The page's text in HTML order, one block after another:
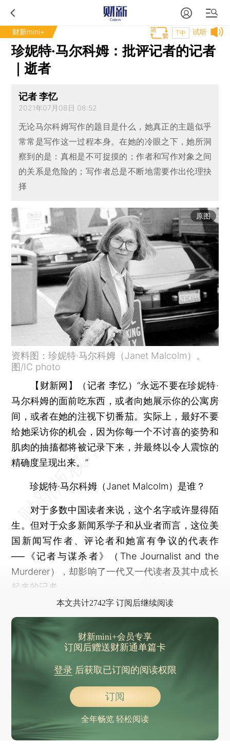
财新mini+ 试听
T中
珍妮特·马尔科姆：批评记者的记者
｜逝者
记者 李忆
2021年07月08日 08:52
无论马尔科姆写作的题目是什么，她真正的主题似乎
常常是写作这一过程本身。在她的冷眼之下，她所洞
察到的是：真相是不可捉摸的；作者和写作对象之间
的关系是危险的；写作者总是不断地需要作出伦理抉
择
原图
资料图：珍妮特·马尔科姆（Janet Malcolm）。
图/IC photo
【财新网】（记者 李忆）“永远不要在珍妮特·
马尔科姆的面前吃东西，或者向她展示你的公寓房
间，或者在她的注视下切番茄。实际上，最好不要
给她采访你的机会，因为你每一个不讨喜的姿势和
肌肉的抽搐都将被记录下来，并最终以令人震惊的
精确度呈现出来。”
珍妮特·马尔科姆（Janet Malcolm）是谁？
对于多数中国读者来说，这个名字或许显得陌
生。但对于众多新闻系学子和从业者而言，这位美
国新闻写作者、评论者和她富有争议的代表作
──《记者与谋杀者》（The Journalist and the
Murderer），却影响了一代又一代读者及其中成长
起来的记者。
本文共计2742字 订阅后继续阅读
财新mini+会员专享
订阅后赠送财新通单篇卡
登录后获取已订阅的阅读权限
订阅
全年畅览 轻松阅读